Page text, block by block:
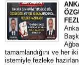
tamamlandığını ve her
istemiyle fezleke